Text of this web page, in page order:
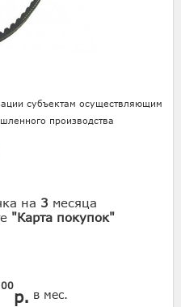
субъектам осуществляющим
производства
на 3 месяца
"Карта покупок"
00
р. в мес.